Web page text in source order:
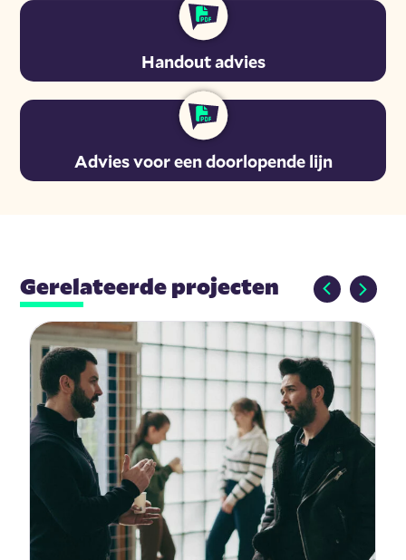
Handout advies
Advies voor een doorlopende lijn
Gerelateerde projecten